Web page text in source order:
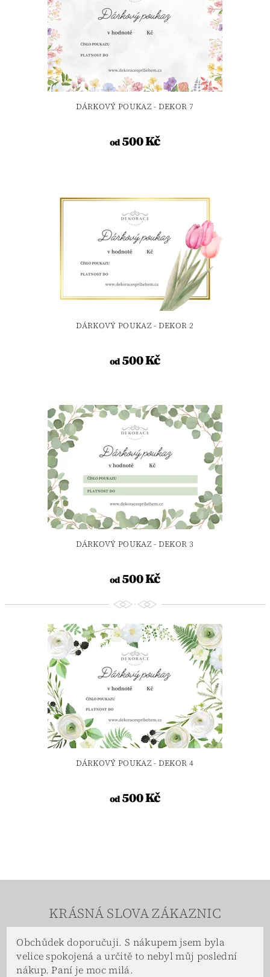
DÁRKOVÝ POUKAZ - DEKOR 7
od500 Kč
DÁRKOVÝ POUKAZ - DEKOR 2
od500 Kč
DÁRKOVÝ POUKAZ - DEKOR 3
od500 Kč
DÁRKOVÝ POUKAZ - DEKOR 4
od500 Kč
KRÁSNÁ SLOVA ZÁKAZNIC
Obchůdek doporučuji. S nákupem jsem byla
velice spokojená a určitě to nebyl můj poslední
nákup. Paní je moc milá.